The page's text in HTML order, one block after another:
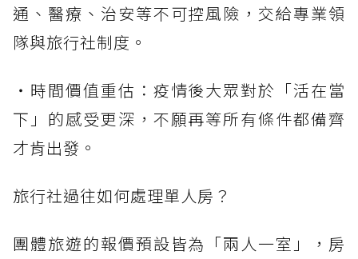
通、醫療、治安等不可控風險，交給專業領
隊與旅行社制度。
・時間價值重估：疫情後大眾對於「活在當
下」的感受更深，不願再等所有條件都備齊
才肯出發。
旅行社過往如何處理單人房？
團體旅遊的報價預設皆為「兩人一室」，房